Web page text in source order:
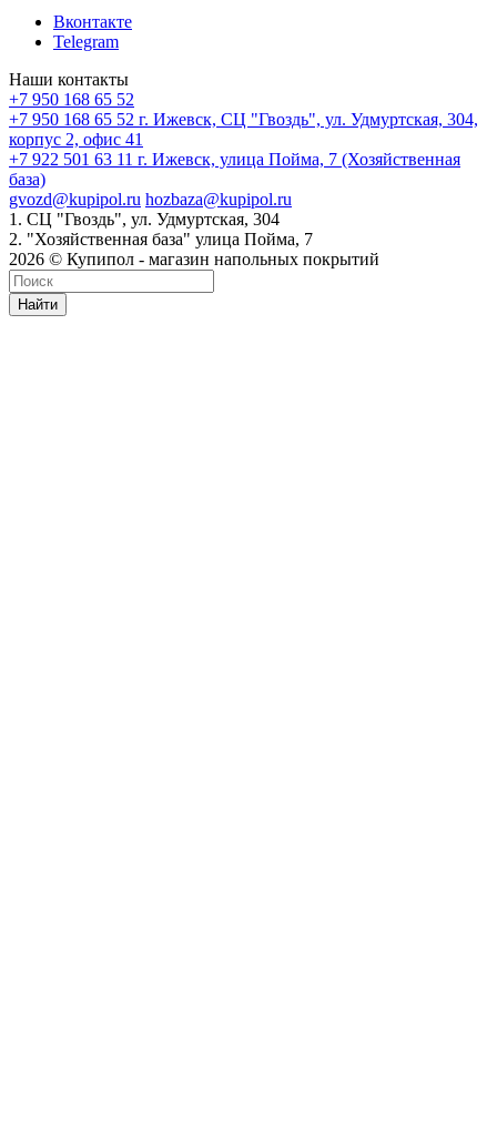
Вконтакте
Telegram
Наши контакты
+7 950 168 65 52
+7 950 168 65 52 г. Ижевск, СЦ "Гвоздь", ул. Удмуртская, 304,
корпус 2, офис 41
+7 922 501 63 11 г. Ижевск, улица Пойма, 7 (Хозяйственная
база)
gvozd@kupipol.ru hozbaza@kupipol.ru
1. СЦ "Гвоздь", ул. Удмуртская, 304
2. "Хозяйственная база" улица Пойма, 7
2026 © Купипол - магазин напольных покрытий
Найти